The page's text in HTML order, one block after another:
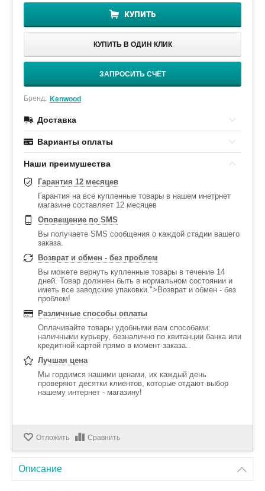
КУПИТЬ
КУПИТЬ В ОДИН КЛИК
ЗАПРОСИТЬ СЧЁТ
Бренд: Kenwood
Доставка
Варианты оплаты
Наши преимушества
Гарантия 12 месяцев
Гарантия на все купленные товары в нашем инетрнет
магазине составляет 12 месяцев
Оповещение по SMS
Вы получаете SMS сообщения о каждой стадии вашего
заказа.
Возврат и обмен - без проблем
Вы можете вернуть купленные товары в течение 14
дней. Товар должнен быть в нормальном состоянии и
иметь все заводские упаковки.">Возврат и обмен - без
проблем!
Различные способы оплаты
Оплачивайте товары удобными вам способами:
наличными курьеру, безналично по квитанции банка или
кредитной картой прямо в момент заказа..
Лучшая цена
Мы гордимся нашими ценами, их каждый день
проверяют десятки клиентов, которые отдают выбор
нашему интернет - магазину!
Отложить Сравнить
Описание